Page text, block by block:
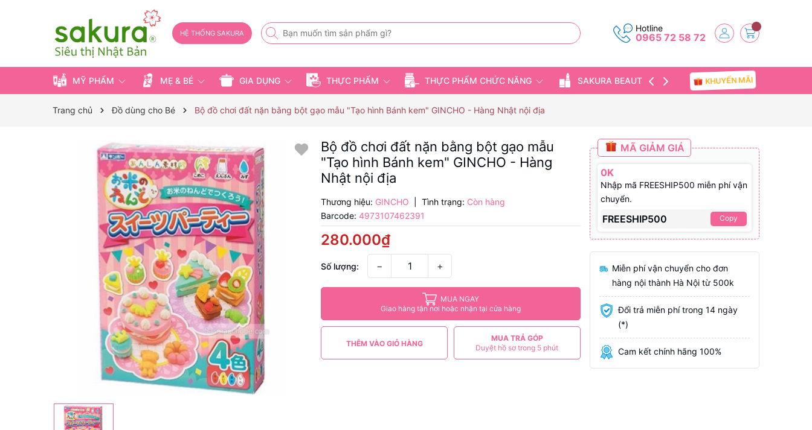
HỆ THỐNG SAKURA Hotline
0965 72 58 72
MỸ PHẨM MẸ & BÉ GIA DỤNG THỰC PHẨM THỰC PHẨM CHỨC NĂNG SAKURA BEAUTY TIN TỨC
KHUYẾN MÃI
Trang chủ Đồ dùng cho Bé Bộ đồ chơi đất nặn bằng bột gạo mẫu "Tạo hình Bánh kem" GINCHO - Hàng Nhật nội địa
Bộ đồ chơi đất nặn bằng bột gạo mẫu
"Tạo hình Bánh kem" GINCHO - Hàng
Nhật nội địa
Thương hiệu: GINCHO Tình trạng: Còn hàng
Barcode: 4973107462391
280.000₫
Số lượng: − +
MUA NGAY
Giao hàng tận nơi hoặc nhận tại cửa hàng
THÊM VÀO GIỎ HÀNG
MUA TRẢ GÓP
Duyệt hồ sơ trong 5 phút
MÃ GIẢM GIÁ
0K
Nhập mã FREESHIP500 miễn phí vận
chuyển.
FREESHIP500 Copy
Miễn phí vận chuyển cho đơn
hàng nội thành Hà Nội từ 500k
Đổi trả miễn phí trong 14 ngày
(*)
Cam kết chính hãng 100%